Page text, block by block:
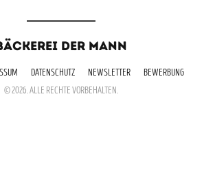
DER MANN
DATENSCHUTZ NEWSLETTER
BEWERBUNG
© 2026. ALLE RECHTE VORBEHALTEN.